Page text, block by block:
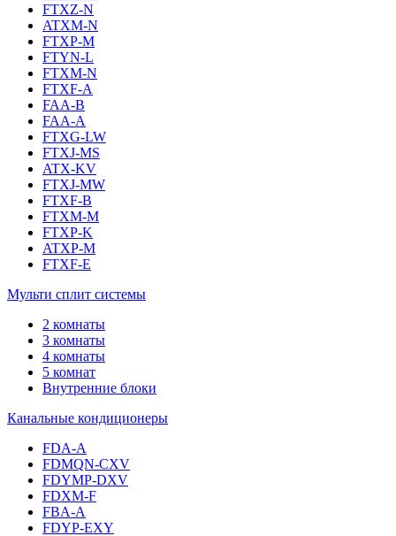
FTXZ-N
ATXM-N
FTXP-M
FTYN-L
FTXM-N
FTXF-A
FAA-B
FAA-A
FTXG-LW
FTXJ-MS
ATX-KV
FTXJ-MW
FTXF-B
FTXM-M
FTXP-K
ATXP-M
FTXF-E
Мульти сплит системы
2 комнаты
3 комнаты
4 комнаты
5 комнат
Внутренние блоки
Канальные кондиционеры
FDA-A
FDMQN-CXV
FDYMP-DXV
FDXM-F
FBA-A
FDYP-EXY